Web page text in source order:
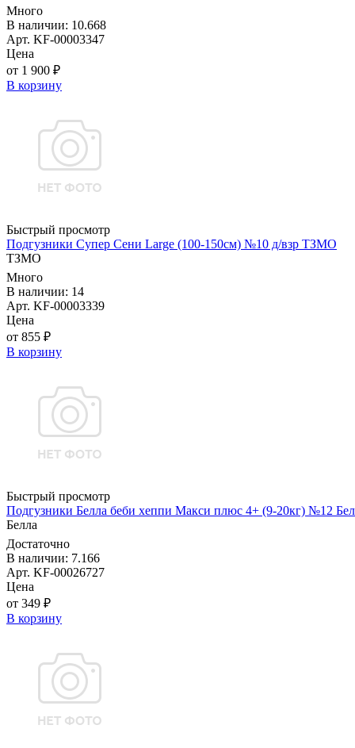
Много
В наличии: 10.668
Арт. KF-00003347
Цена
от 1 900 ₽
В корзину
Быстрый просмотр
Подгузники Супер Сени Large (100-150см) №10 д/взр ТЗМО
ТЗМО
Много
В наличии: 14
Арт. KF-00003339
Цена
от 855 ₽
В корзину
Быстрый просмотр
Подгузники Белла беби хеппи Макси плюс 4+ (9-20кг) №12
Белла
Достаточно
В наличии: 7.166
Арт. KF-00026727
Цена
от 349 ₽
В корзину